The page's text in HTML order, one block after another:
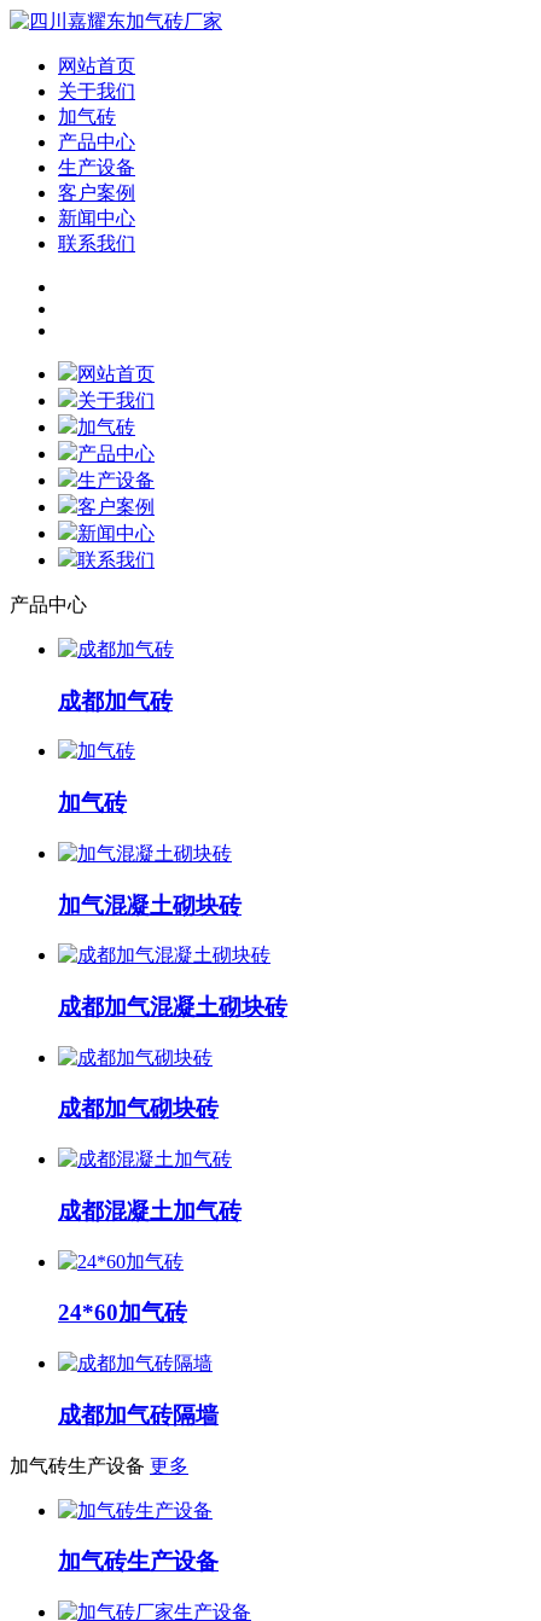
网站首页
关于我们
加气砖
产品中心
生产设备
客户案例
新闻中心
联系我们
网站首页
关于我们
加气砖
产品中心
生产设备
客户案例
新闻中心
联系我们
产品中心
成都加气砖
加气砖
加气混凝土砌块砖
成都加气混凝土砌块砖
成都加气砌块砖
成都混凝土加气砖
24*60加气砖
成都加气砖隔墙
加气砖生产设备 更多
加气砖生产设备